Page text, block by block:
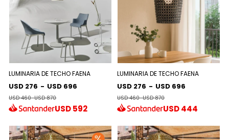
LUMINARIA DE TECHO FAENA
USD 276 - USD 696
USD 460-USD 870
USD592
LUMINARIA DE TECHO FAENA
USD 276 - USD 696
USD 460-USD 870
USD444